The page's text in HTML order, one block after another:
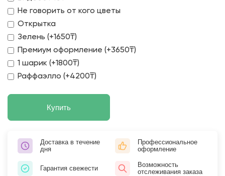
Не говорить от кого цветы
Открытка
Зелень (+1650₸)
Премиум оформление (+3650₸)
1 шарик (+1800₸)
Раффаэлло (+4200₸)
Купить
Доставка в течение
дня
Профессиональное
оформление
Гарантия свежести
Возможность
отслеживания заказа